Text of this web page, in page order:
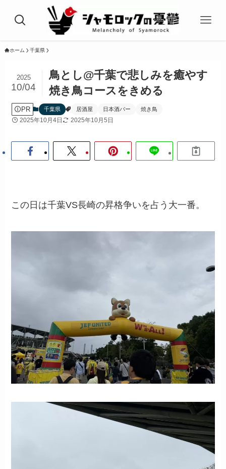
ホーム 千葉県
鳥とし@千葉で悲しみを癒やす
焼き鳥コースをきめる
2025
10/04
PR 千葉県 居酒屋 日本酒バー 焼き鳥
2025年10月4日 2025年10月5日
この日は千葉VS長崎の昇格争いを占う大一番。